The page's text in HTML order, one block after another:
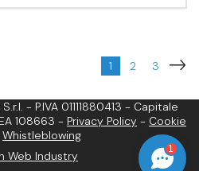
1 2 3
- P.IVA 01111880413 - Capitale
108663 - Privacy Policy - Cookie
Whistleblowing
Web Industry
1